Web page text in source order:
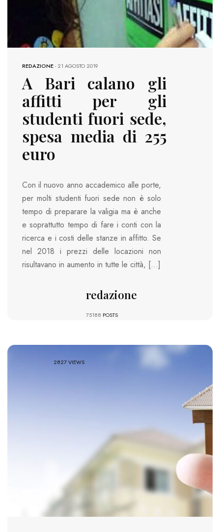
REDAZIONE-21 AGOSTO 2019
A Bari calano gli
affitti per gli
studenti fuori sede,
spesa media di 255
euro
Con il nuovo anno accademico alle porte,
per molti studenti fuori sede non è solo
tempo di preparare la valigia ma è anche
e soprattutto tempo di fare i conti con la
ricerca e i costi delle stanze in affitto. Se
nel 2018 i prezzi delle locazioni non
risultavano in aumento in tutte le città, […]
redazione
75188 POSTS
2827 VIEWS